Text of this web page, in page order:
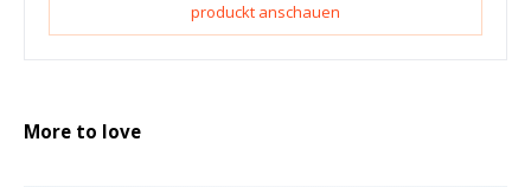
produckt anschauen
More to love